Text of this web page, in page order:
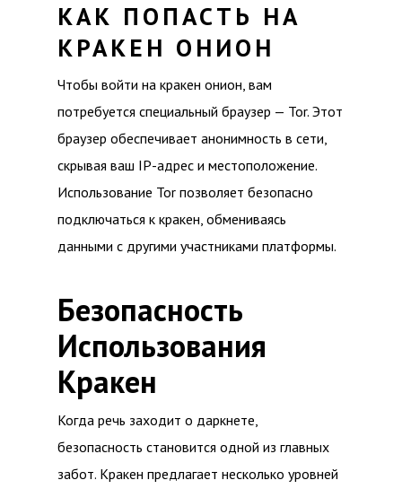
КАК ПОПАСТЬ НА
КРАКЕН ОНИОН
Чтобы войти на кракен онион, вам
потребуется специальный браузер — Tor. Этот
браузер обеспечивает анонимность в сети,
скрывая ваш IP-адрес и местоположение.
Использование Tor позволяет безопасно
подключаться к кракен, обмениваясь
данными с другими участниками платформы.
Безопасность
Использования
Кракен
Когда речь заходит о даркнете,
безопасность становится одной из главных
забот. Кракен предлагает несколько уровней